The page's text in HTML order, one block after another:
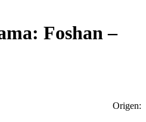
Foshan –
Origen: